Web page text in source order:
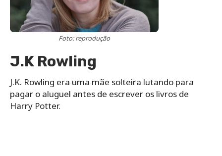
Foto: reprodução
J.K Rowling
J.K. Rowling era uma mãe solteira lutando para
pagar o aluguel antes de escrever os livros de
Harry Potter.